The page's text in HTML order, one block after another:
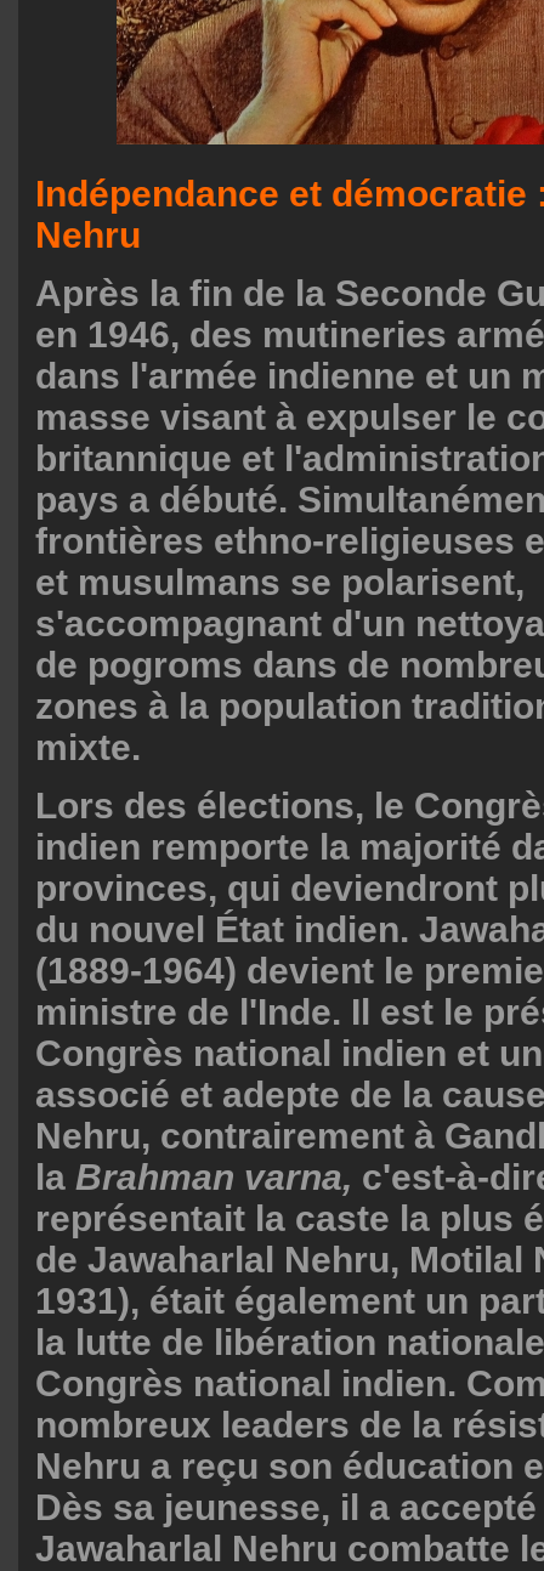
Indépendance et démocratie
Nehru
Après la fin de la Seconde
en 1946, des mutineries
dans l'armée indienne et un
masse visant à expulser le
britannique et
pays a débuté.
frontières ethno-religieuses
et musulmans se polarisent,
s'accompagnant d'un
de pogroms dans de
zones à la population
mixte.
Lors des élections, le
indien remporte la majorité
provinces, qui deviendront
du nouvel État indien.
(1889-1964) devient le
ministre de l'Inde. Il est le
Congrès national indien et
associé et adepte de la
Nehru, contrairement à
la Brahman varna, c'est-à-
représentait la caste la plus
de Jawaharlal Nehru, Motilal
1931), était également un
la lutte de libération
Congrès national indien.
nombreux leaders de la
Nehru a reçu son éducation
Dès sa jeunesse, il a
Jawaharlal Nehru combatte